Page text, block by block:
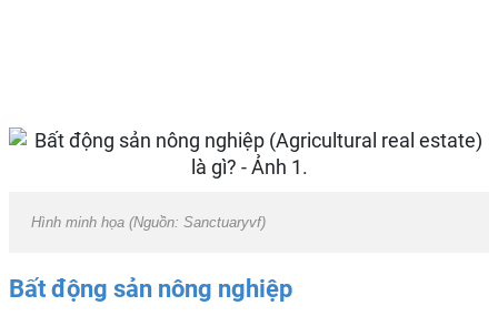
Hình minh họa (Nguồn: Sanctuaryvf)
Bất động sản nông nghiệp